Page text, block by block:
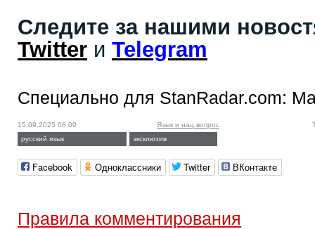
Следите за нашими
Twitter и Telegram
Специально для StanRadar.com:
15.09.2025 08:00 Язык и нац.вопрос
русский язык
эксклюзив
Facebook Одноклассники Twitter ВКонтакте
Правила комментирования